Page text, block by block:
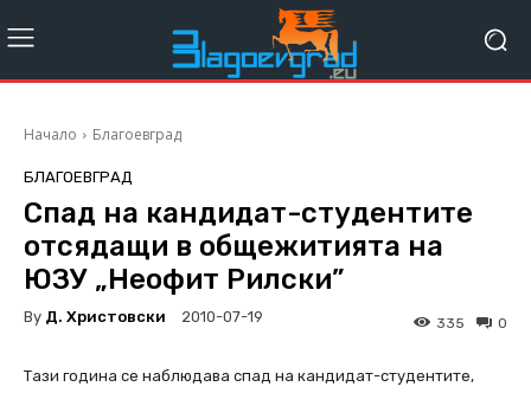
Начало Благоевград
БЛАГОЕВГРАД
Спад на кандидат-студентите
отсядащи в общежитията на
ЮЗУ „Неофит Рилски”
By Д. Христовски 2010-07-19 0
335
Тази година се наблюдава спад на кандидат-студентите,